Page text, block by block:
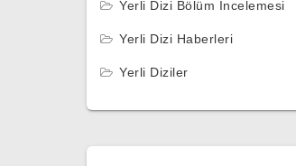
Yerli Dizi Bölüm İncelemesi
Yerli Dizi Haberleri
Yerli Diziler